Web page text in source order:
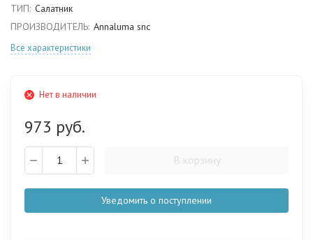
ТИП: Салатник
ПРОИЗВОДИТЕЛЬ: Annaluma snc
Все характеристики
Нет в наличии
973 руб.
В корзину
Уведомить о поступлении